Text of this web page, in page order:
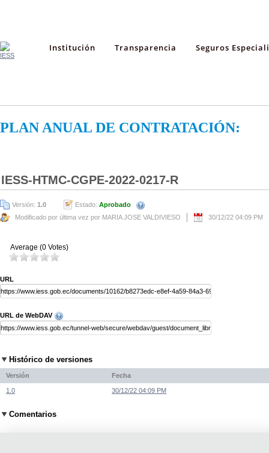
Institución Transparencia Seguros
PLAN ANUAL DE CONTRATACIÓN:
IESS-HTMC-CGPE-2022-0217-R
Versión: 1.0 Estado: Aprobado
Modificado por última vez por MARIA JOSE VALDIVIESO
30/12/22 04:09 PM
Average (0 Votes)
URL
URL de WebDAV
Histórico de versiones
Versión Fecha
1.0 30/12/22 04:09 PM
Comentarios